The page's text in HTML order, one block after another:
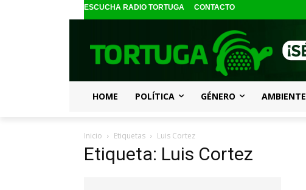
ESCUCHA RADIO TORTUGA CONTACTO
HOME POLÍTICA GÉNERO AMBIENTE
Inicio Etiquetas Luis Cortez
Etiqueta: Luis Cortez